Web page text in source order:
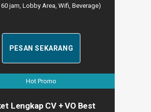
jam, Lobby Area, Wifi, Beverage)
PESAN SEKARANG
Hot Promo
Lengkap CV + VO Best